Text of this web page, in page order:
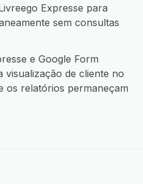
Expresse para
sem consultas
e Google Form
visualização de cliente no
os relatórios permaneçam